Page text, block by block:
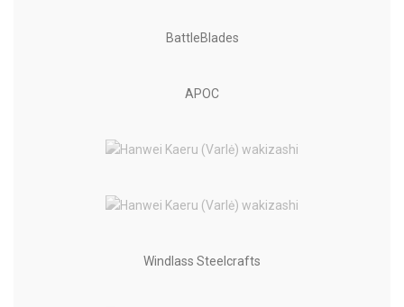
BattleBlades
APOC
Windlass Steelcrafts